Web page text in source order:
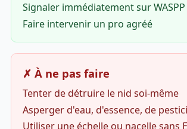
Signaler immédiatement sur WASPP
Faire intervenir un pro agréé
✗ À ne pas faire
Tenter de détruire le nid soi-même
Asperger d'eau, d'essence, de
Utiliser une échelle ou nacelle sans